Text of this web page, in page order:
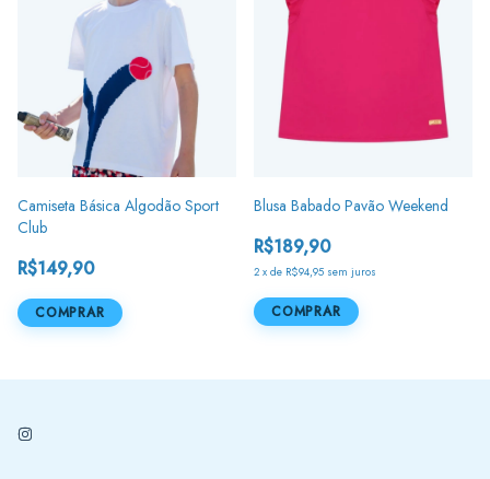
Camiseta Básica Algodão Sport
Club
R$149,90
COMPRAR
Blusa Babado Pavão Weekend
R$189,90
2 x de R$94,95 sem juros
COMPRAR